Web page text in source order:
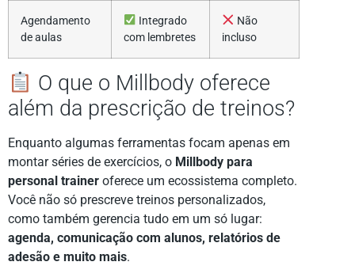
Agendamento
de aulas
Integrado
com lembretes
Não
incluso
O que o Millbody oferece
além da prescrição de treinos?
Enquanto algumas ferramentas focam apenas em
montar séries de exercícios, o Millbody para
personal trainer oferece um ecossistema completo.
Você não só prescreve treinos personalizados,
como também gerencia tudo em um só lugar:
agenda, comunicação com alunos, relatórios de
adesão e muito mais.